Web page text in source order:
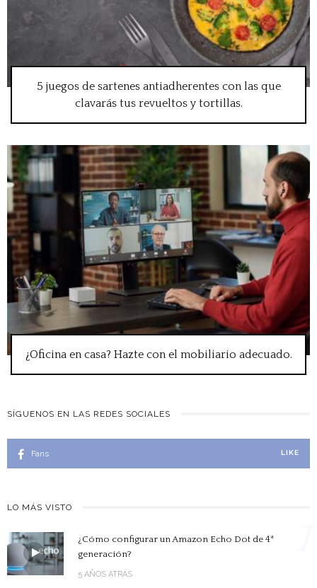
5 juegos de sartenes antiadherentes con las que
clavarás tus revueltos y tortillas.
¿Oficina en casa? Hazte con el mobiliario adecuado.
SÍGUENOS EN LAS REDES SOCIALES
Fans LIKE
LO MÁS VISTO
¿Cómo configurar un Amazon Echo Dot de 4ª
generación?
5 AÑOS ATRÁS